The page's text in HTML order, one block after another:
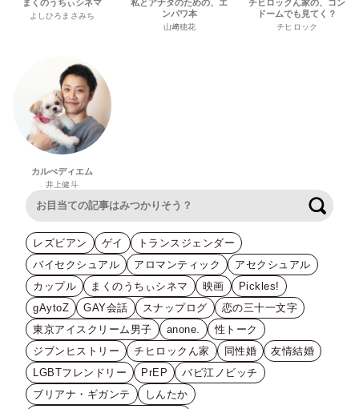
まくのうちぃシネマ
よしひろまさみち
私とアナタのための、エ
ンパワ本
山﨑穂花
チヒロックん家の、コン
ドームでも見てく？
チヒロック
カルぺディエム
井上健斗
レズビアン ゲイ
トランスジェンダー
バイセクシュアル
アロマンティック
アセクシュアル
カップル
まくのうちぃシネマ 映画
Pickles!
gAytoZ
GAY会話 スナップログ
恋の三十一文字
東京アイスクリーム男子
anone.
性トーク
ジブンヒストリー
チヒロックん家 同性婚
友情結婚
LGBTフレンドリー
PrEP
バビ江ノビッチ
ブリアナ・ギガンテ
しんたか